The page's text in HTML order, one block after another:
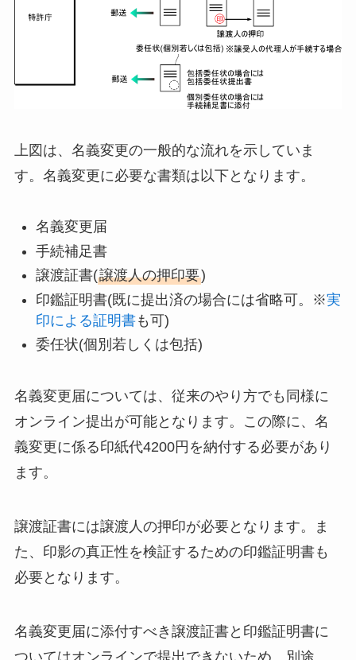
上図は、名義変更の一般的な流れを示していま
す。名義変更に必要な書類は以下となります。
名義変更届
手続補足書
譲渡証書(譲渡人の押印要)
印鑑証明書(既に提出済の場合には省略可。※実
印による証明書も可)
委任状(個別若しくは包括)
名義変更届については、従来のやり方でも同様に
オンライン提出が可能となります。この際に、名
義変更に係る印紙代4200円を納付する必要があり
ます。
譲渡証書には譲渡人の押印が必要となります。ま
た、印影の真正性を検証するための印鑑証明書も
必要となります。
名義変更届に添付すべき譲渡証書と印鑑証明書に
ついてはオンラインで提出できないため、別途、